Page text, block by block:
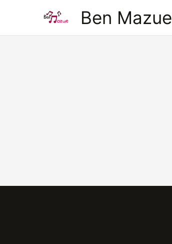
Ben Mazue